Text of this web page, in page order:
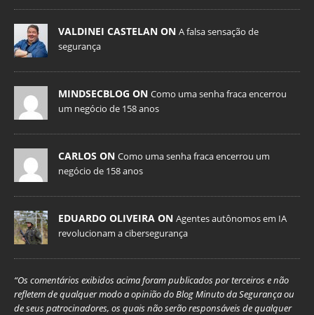
VALDINEI CASTELAN ON A falsa sensação de
segurança
MINDSECBLOG ON Como uma senha fraca encerrou
um negócio de 158 anos
CARLOS ON Como uma senha fraca encerrou um
negócio de 158 anos
EDUARDO OLIVEIRA ON Agentes autônomos em IA
revolucionam a cibersegurança
“Os comentários exibidos acima foram publicados por terceiros e não
refletem de qualquer modo a opinião do Blog Minuto da Segurança ou
de seus patrocinadores, os quais não serão responsáveis de qualquer